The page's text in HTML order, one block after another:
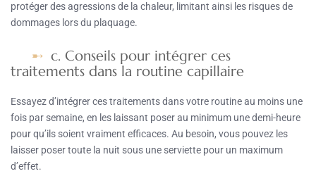
protéger des agressions de la chaleur, limitant ainsi les risques de
dommages lors du plaquage.
c. Conseils pour intégrer ces
traitements dans la routine capillaire
Essayez d’intégrer ces traitements dans votre routine au moins une
fois par semaine, en les laissant poser au minimum une demi-heure
pour qu’ils soient vraiment efficaces. Au besoin, vous pouvez les
laisser poser toute la nuit sous une serviette pour un maximum
d’effet.